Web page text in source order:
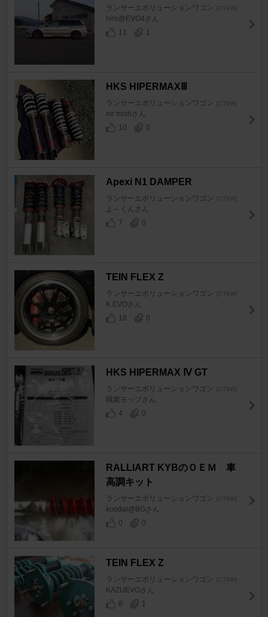
ランサーエボリューションワゴン [CT9W]
hiro@EVO4さん
11
1
HKS HIPERMAXⅢ
ランサーエボリューションワゴン [CT9W]
mr mishさん
10
0
Apexi N1 DAMPER
ランサーエボリューションワゴン [CT9W]
よ～くんさん
7
0
TEIN FLEX Z
ランサーエボリューションワゴン [CT9W]
K.EVOさん
18
0
HKS HIPERMAX Ⅳ GT
ランサーエボリューションワゴン [CT9W]
職業モップさん
4
0
RALLIART KYBのＯＥＭ 車
高調キット
ランサーエボリューションワゴン [CT9W]
koodai@BGさん
0
0
TEIN FLEX Z
ランサーエボリューションワゴン [CT9W]
KAZUEVOさん
8
1